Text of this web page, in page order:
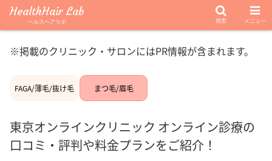
※掲載のクリニック・サロンにはPR情報が含まれます。
FAGA/薄毛/抜け毛 まつ毛/眉毛
東京オンラインクリニック オンライン診療の
口コミ・評判や料金プランをご紹介！
HealthHair Lab
ヘルスヘアラボ 検索 メニュー